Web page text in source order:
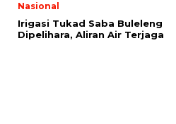
Nasional
Irigasi Tukad Saba Buleleng
Dipelihara, Aliran Air Terjaga